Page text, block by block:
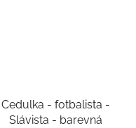
Cedulka - fotbalista -
Slávista - barevná